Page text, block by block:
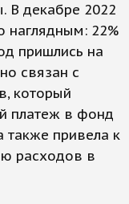
В декабре 2022
наглядным: 22%
пришлись на
связан с
который
платеж в фонд
также привела к
расходов в